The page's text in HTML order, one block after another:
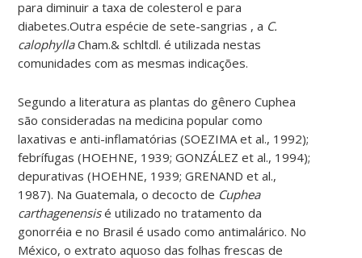
para diminuir a taxa de colesterol e para
diabetes.Outra espécie de sete-sangrias , a C.
calophyllaCham.& schltdl. é utilizada nestas
comunidades com as mesmas indicações.
Segundo a literatura as plantas do gênero Cuphea
são consideradas na medicina popular como
laxativas e anti-inflamatórias (SOEZIMA et al., 1992);
febrífugas (HOEHNE, 1939; GONZÁLEZ et al., 1994);
depurativas (HOEHNE, 1939; GRENAND et al.,
1987). Na Guatemala, o decocto de Cuphea
carthagenensisé utilizado no tratamento da
gonorréia e no Brasil é usado como antimalárico. No
México, o extrato aquoso das folhas frescas de